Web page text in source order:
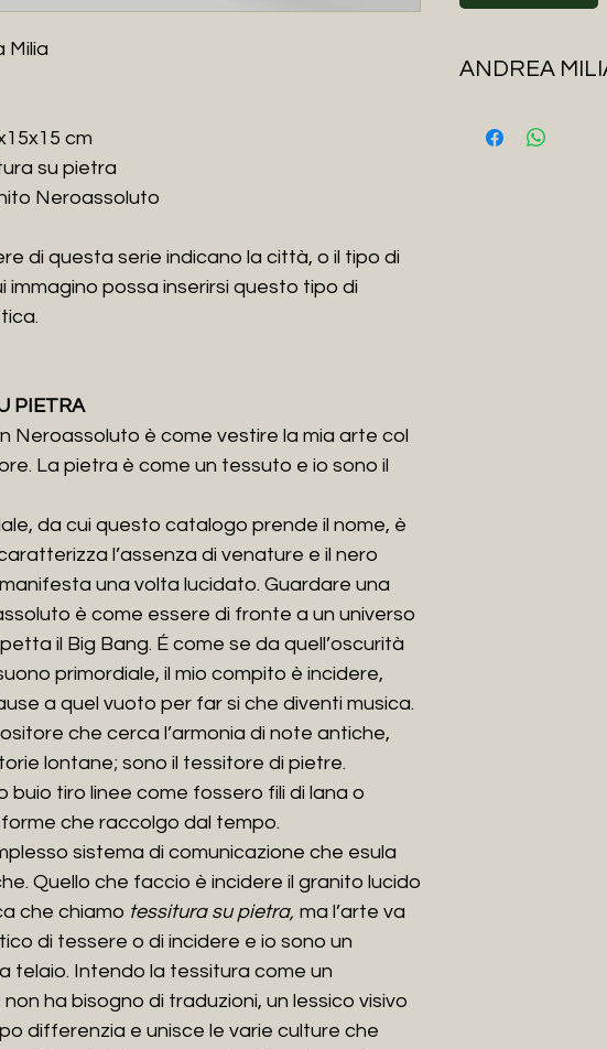
Milia
cm
su pietra
Neroassoluto
di questa serie indicano la città, o il tipo di
immagino possa inserirsi questo tipo di
PIETRA
Neroassoluto è come vestire la mia arte col
La pietra è come un tessuto e io sono il
da cui questo catalogo prende il nome, è
l’assenza di venature e il nero
una volta lucidato. Guardare una
è come essere di fronte a un universo
il Big Bang. É come se da quell’oscurità
primordiale, il mio compito è incidere,
a quel vuoto per far si che diventi musica.
che cerca l’armonia di note antiche,
lontane; sono il tessitore di pietre.
buio tiro linee come fossero fili di lana o
che raccolgo dal tempo.
sistema di comunicazione che esula
Quello che faccio è incidere il granito lucido
che chiamo tessitura su pietra, ma l’arte va
di tessere o di incidere e io sono un
telaio. Intendo la tessitura come un
ha bisogno di traduzioni, un lessico visivo
differenzia e unisce le varie culture che
ANDREA
Cagliari il 17